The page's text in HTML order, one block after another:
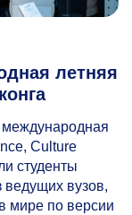
летняя
Culture
студенты
ведущих вузов,
в мире по версии